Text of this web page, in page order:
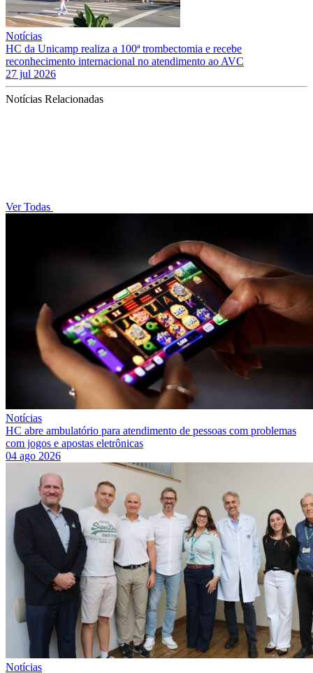
Notícias
HC da Unicamp realiza a 100ª trombectomia e recebe
reconhecimento internacional no atendimento ao AVC
27 jul 2026
Notícias Relacionadas
Ver Todas
Notícias
HC abre ambulatório para atendimento de pessoas com problemas
com jogos e apostas eletrônicas
04 ago 2026
Notícias